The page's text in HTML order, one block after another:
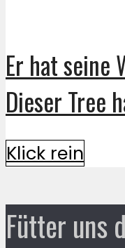
Er hat seine
Dieser Tree
Klick rein
Fütter uns